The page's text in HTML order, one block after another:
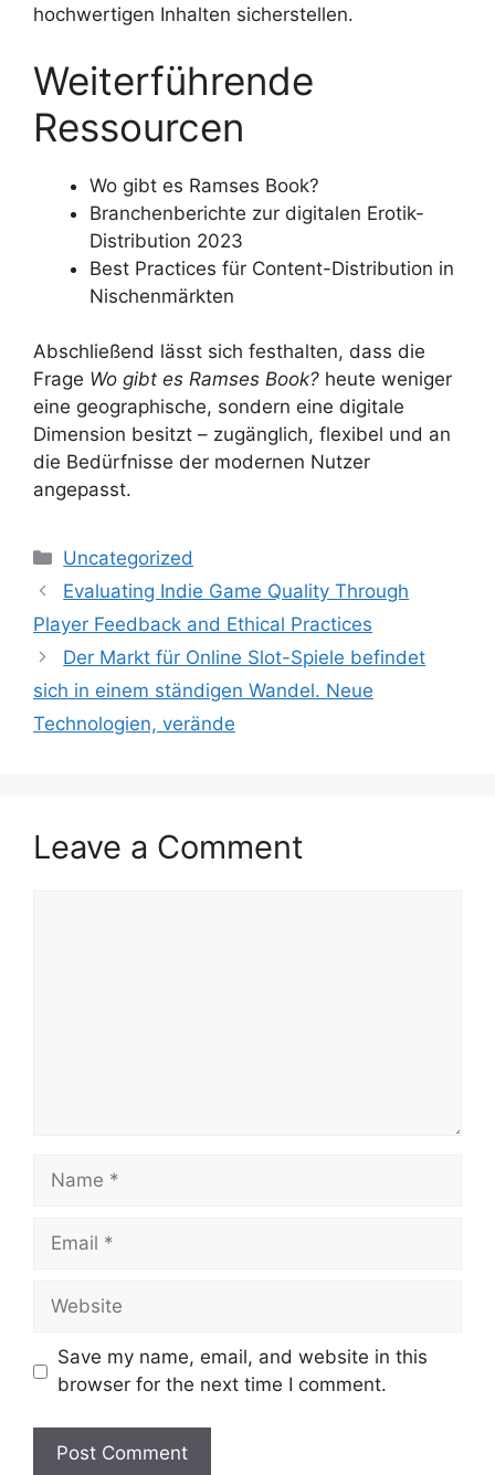
hochwertigen Inhalten sicherstellen.
Weiterführende
Ressourcen
Wo gibt es Ramses Book?
Branchenberichte zur digitalen Erotik-
Distribution 2023
Best Practices für Content-Distribution in
Nischenmärkten
Abschließend lässt sich festhalten, dass die
Frage Wo gibt es Ramses Book? heute weniger
eine geographische, sondern eine digitale
Dimension besitzt – zugänglich, flexibel und an
die Bedürfnisse der modernen Nutzer
angepasst.
Uncategorized
Evaluating Indie Game Quality Through
Player Feedback and Ethical Practices
Der Markt für Online Slot-Spiele befindet
sich in einem ständigen Wandel. Neue
Technologien, verände
Leave a Comment
Save my name, email, and website in this
browser for the next time I comment.